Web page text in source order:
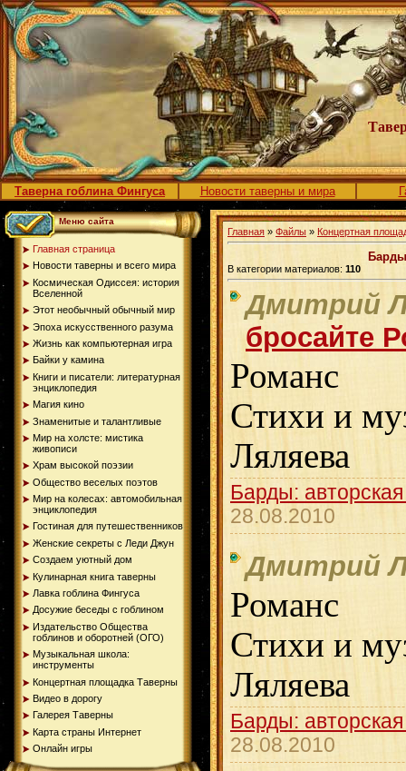
Таверна гоблина Фингуса Новости таверны и мира
Меню сайта
Главная страница
Новости таверны и всего мира
Космическая Одиссея: история
Вселенной
Этот необычный обычный мир
Эпоха искусственного разума
Жизнь как компьютерная игра
Байки у камина
Книги и писатели: литературная
энциклопедия
Магия кино
Знаменитые и талантливые
Мир на холсте: мистика
живописи
Храм высокой поэзии
Общество веселых поэтов
Мир на колесах: автомобильная
энциклопедия
Гостиная для путешественников
Женские секреты с Леди Джун
Создаем уютный дом
Кулинарная книга таверны
Лавка гоблина Фингуса
Досужие беседы с гоблином
Издательство Общества
гоблинов и оборотней (ОГО)
Музыкальная школа:
инструменты
Концертная площадка Таверны
Видео в дорогу
Галерея Таверны
Карта страны Интернет
Онлайн игры
Главная » Файлы » Концертная
В категории материалов: 110
Дмитрий
бросайте
Романс
Стихи и
Ляляева
Барды:
28.08.2010
Дмитрий
Романс
Стихи и
Ляляева
Барды:
28.08.2010